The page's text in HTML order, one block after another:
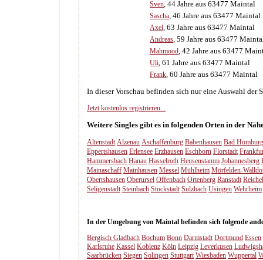
Sven, 44 Jahre aus 63477 Maintal
Sascha, 46 Jahre aus 63477 Maintal
Axel, 63 Jahre aus 63477 Maintal
Andreas, 59 Jahre aus 63477
Mahmood, 42 Jahre aus 63477
Uli, 61 Jahre aus 63477 Maintal
Frank, 60 Jahre aus 63477 Maintal
In dieser Vorschau befinden sich nur eine Auswahl der
Jetzt kostenlos registrieren...
Weitere Singles gibt es in folgenden Orten in der
Altenstadt Alzenau Aschaffenburg Babenhausen Bad Homburg
Eppertshausen Erlensee Erzhausen Eschborn Florstadt
Hammersbach Hanau Hasselroth Heusenstamm Johannesberg
Mainaschaff Mainhausen Messel Mühlheim Mörfelden-
Obertshausen Oberursel Offenbach Ortenberg Ranstadt
Seligenstadt Steinbach Stockstadt Sulzbach Usingen Wehrheim
In der Umgebung von Maintal befinden sich folgende
Bergisch Gladbach Bochum Bonn Darmstadt Dortmund Essen
Karlsruhe Kassel Koblenz Köln Leipzig Leverkusen
Saarbrücken Siegen Solingen Stuttgart Wiesbaden Wuppertal